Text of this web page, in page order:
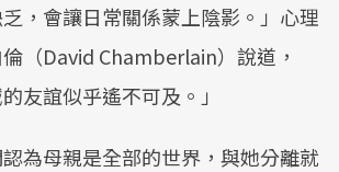
，會讓日常關係蒙上陰影。」心理
（David Chamberlain）說道，
友誼似乎遙不可及。」
為母親是全部的世界，與她分離就